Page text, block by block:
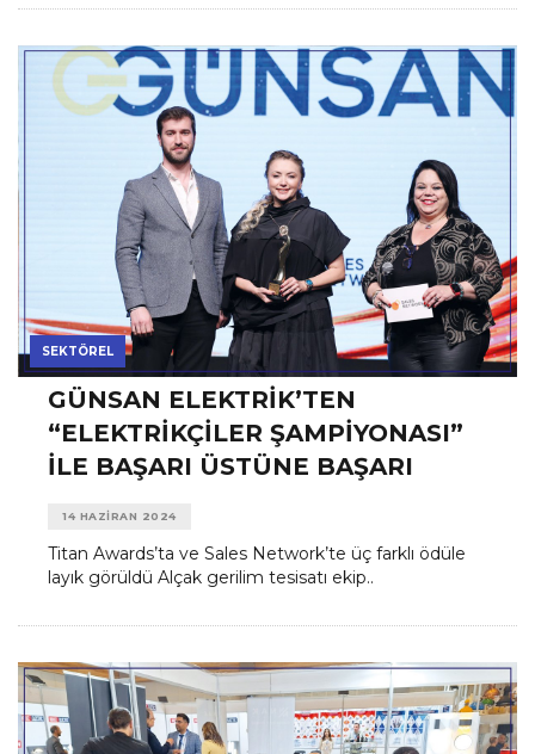
SEKTÖREL
GÜNSAN ELEKTRIK’TEN
“ELEKTRIKÇILER ŞAMPIYONASI”
ILE BAŞARI ÜSTÜNE BAŞARI
14 HAZIRAN 2024
Titan Awards’ta ve Sales Network’te üç farklı ödüle
layık görüldü Alçak gerilim tesisatı ekip..